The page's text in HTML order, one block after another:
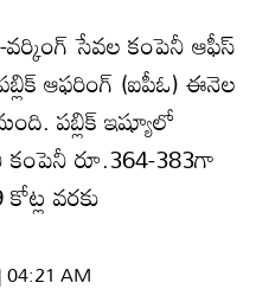
సేవల కంపెనీ ఆఫీస్‌
ఆఫరింగ్‌ (ఐపీఓ) ఈనెల
పబ్లిక్‌ ఇష్యూలో
కంపెనీ రూ.364-383గా
వరకు
04:21 AM